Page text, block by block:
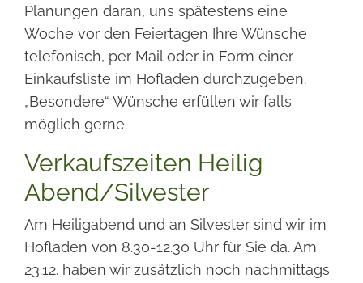
Planungen daran, uns spätestens eine
Woche vor den Feiertagen Ihre Wünsche
telefonisch, per Mail oder in Form einer
Einkaufsliste im Hofladen durchzugeben.
„Besondere“ Wünsche erfüllen wir falls
möglich gerne.
Verkaufszeiten Heilig
Abend/Silvester
Am Heiligabend und an Silvester sind wir im
Hofladen von 8.30-12.30 Uhr für Sie da. Am
23.12. haben wir zusätzlich noch nachmittags